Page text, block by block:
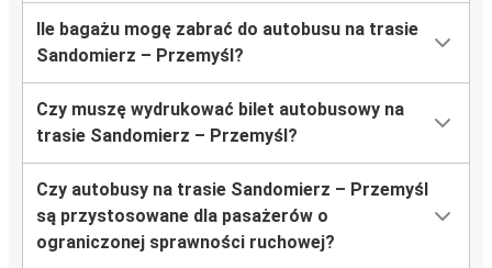
Ile bagażu mogę zabrać do autobusu na trasie
Sandomierz – Przemyśl?
Czy muszę wydrukować bilet autobusowy na
trasie Sandomierz – Przemyśl?
Czy autobusy na trasie Sandomierz – Przemyśl
są przystosowane dla pasażerów o
ograniczonej sprawności ruchowej?